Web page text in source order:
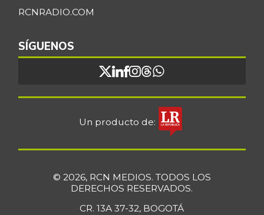
RCNRADIO.COM
SÍGUENOS
Un producto de:
© 2026, RCN MEDIOS. TODOS LOS
DERECHOS RESERVADOS.
CR. 13A 37-32, BOGOTÁ